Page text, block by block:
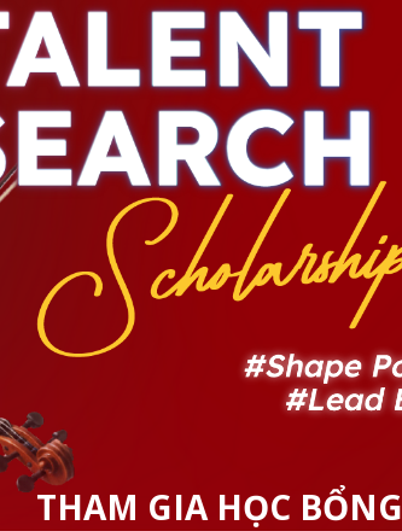
THAM GIA HỌC BỔNG